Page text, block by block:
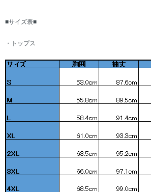
■サイズ表■
・トップス